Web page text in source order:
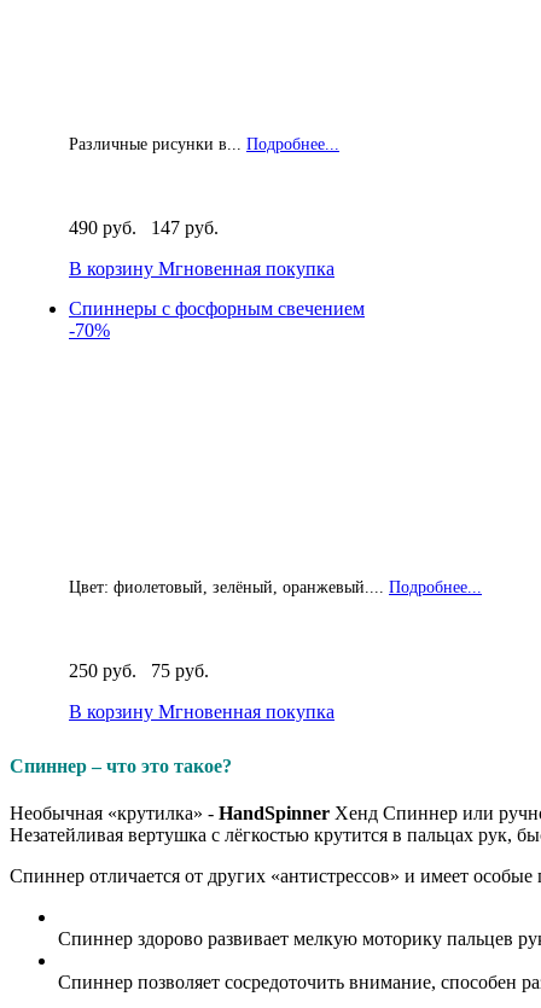
Различные рисунки в... Подробнее...
490 руб.
147 руб.
В корзину Мгновенная покупка
Спиннеры с фосфорным свечением
-70%
Цвет: фиолетовый, зелёный, оранжевый.... Подробнее...
250 руб.
75 руб.
В корзину Мгновенная покупка
Спиннер – что это такое?
Необычная «крутилка» - HandSpinner Хенд Спиннер или
Незатейливая вертушка с лёгкостью крутится в пальцах рук,
Спиннер отличается от других «антистрессов» и имеет
Спиннер здорово развивает мелкую моторику пальцев
Спиннер позволяет сосредоточить внимание, способен